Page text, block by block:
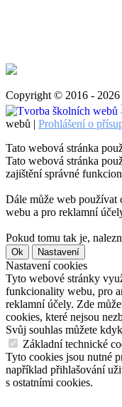
Copyright © 2016 -
webů | Prohlášení o
Tato webová stránka
Tato webová stránka
zajištění správné
Dále může web používat
webu a pro reklamní
Pokud tomu tak je,
Ok Nastavení
Nastavení cookies
Tyto webové stránky
funkcionality webu, pro
reklamní účely. Zde
cookies, které nejsou
Svůj souhlas můžete
Základní technické
Tyto cookies jsou nutné
například přihlašování
s ostatními cookies.